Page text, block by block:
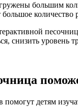
большим
количество
снизить уровень
детям